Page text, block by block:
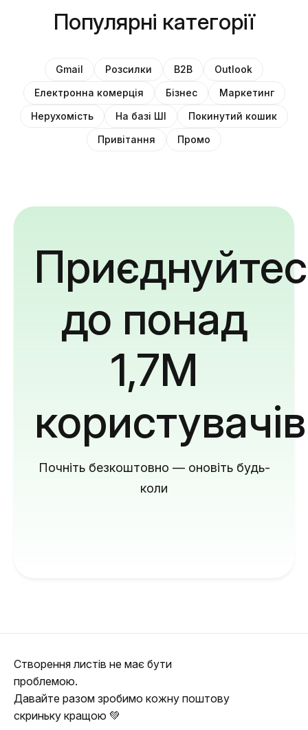
Популярні категорії
Gmail Розсилки B2B
Outlook
Електронна комерція
Бізнес
Маркетинг
Нерухомість
На базі ШІ
Покинутий кошик
Привітання
Промо
до понад
1,7M
користувачів
Почніть безкоштовно — оновіть будь-
коли
Створення листів не має бути
проблемою.
Давайте разом зробимо кожну поштову
скриньку кращою 💚